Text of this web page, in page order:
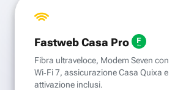
Fastweb Casa Pro
Fibra ultraveloce, Modem Seven con
Wi‑Fi 7, assicurazione Casa Quixa e
attivazione inclusi.